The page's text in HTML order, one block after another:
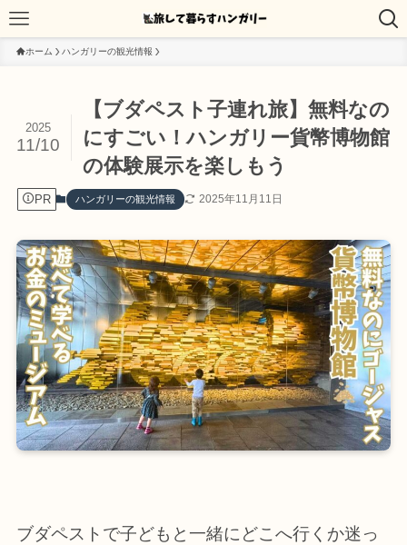
ホーム ハンガリーの観光情報
【ブダペスト子連れ旅】無料なの
にすごい！ハンガリー貨幣博物館
の体験展示を楽しもう
2025
11/10
PR ハンガリーの観光情報 2025年11月11日
ブダペストで子どもと一緒にどこへ行くか迷っ